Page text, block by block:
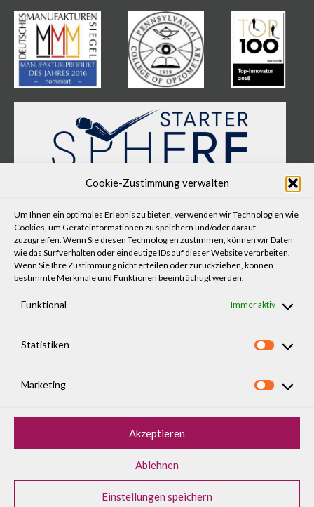
Cookie-Zustimmung verwalten
Um Ihnen ein optimales Erlebnis zu bieten, verwenden wir Technologien wie
Cookies, um Geräteinformationen zu speichern und/oder darauf
zuzugreifen. Wenn Sie diesen Technologien zustimmen, können wir Daten
wie das Surfverhalten oder eindeutige IDs auf dieser Website verarbeiten.
Wenn Sie Ihre Zustimmung nicht erteilen oder zurückziehen, können
bestimmte Merkmale und Funktionen beeinträchtigt werden.
Funktional Immer aktiv
Statistiken
Marketing
Akzeptieren
Ablehnen
Einstellungen speichern
Praxis für Augenoptik und Optometrie Flegl GmbH
Puchheimer Straße 5
82194 Gröbenzell
Montag bis Freitag